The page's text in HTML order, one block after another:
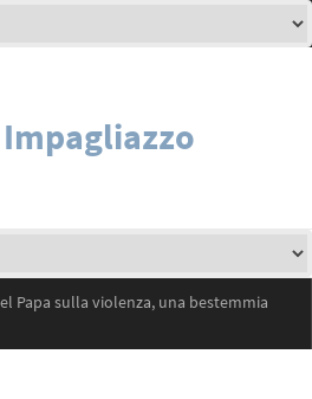
Papa sulla violenza, una bestemmia